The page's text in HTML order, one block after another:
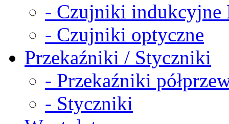
- Czujniki indukcyjne
- Czujniki optyczne
Przekaźniki / Styczniki
- Przekaźniki
- Styczniki